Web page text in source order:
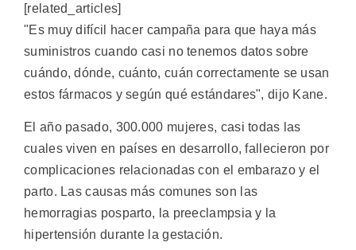
[related_articles]
"Es muy difícil hacer campaña para que haya más
suministros cuando casi no tenemos datos sobre
cuándo, dónde, cuánto, cuán correctamente se usan
estos fármacos y según qué estándares", dijo Kane.
El año pasado, 300.000 mujeres, casi todas las
cuales viven en países en desarrollo, fallecieron por
complicaciones relacionadas con el embarazo y el
parto. Las causas más comunes son las
hemorragias posparto, la preeclampsia y la
hipertensión durante la gestación.